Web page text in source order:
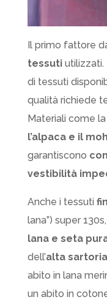
Il primo fattore
tessuti
di tessuti
qualità richiede
Materiali come la
l’alpaca e il
garantiscono
vestibilità
Anche i tessuti
lana”) super
lana e seta
dell’alta
abito in lana
un abito in